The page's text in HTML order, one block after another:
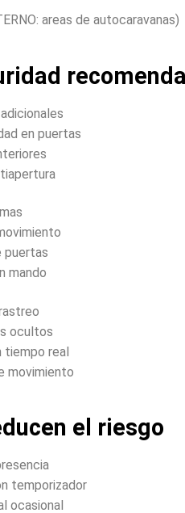
areas de autocaravanas)
en puertas
puertas
mando
ocultos
tiempo real
movimiento
el riesgo
temporizador
ocasional